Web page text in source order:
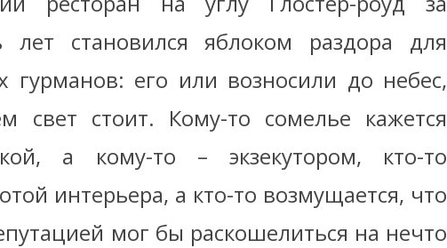
лет становился яблоком раздора для
гурманов: его или возносили до небес,
свет стоит. Кому-то сомелье кажется
а кому-то – экзекутором, кто-то
интерьера, а кто-то возмущается, что
мог бы раскошелиться на нечто